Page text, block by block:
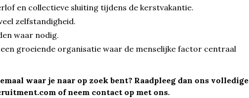
en collectieve sluiting tijdens de kerstvakantie.
zelfstandigheid.
waar nodig.
groeiende organisatie waar de menselijke factor centraal
waar je naar op zoek bent? Raadpleeg dan ons volledige
of neem contact op met ons.